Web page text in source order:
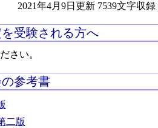
2021年4月9日更新 7539文字収録
受験される方へ
さい。
参考書
二版